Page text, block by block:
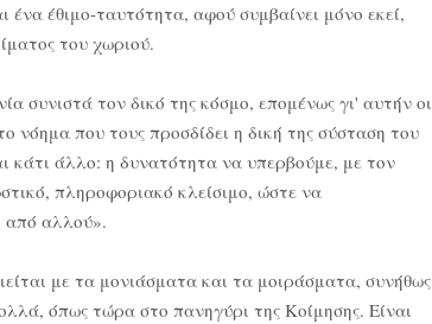
έθιμο-ταυτότητα, αφού συμβαίνει μόνο εκεί,
του χωριού.
συνιστά τον δικό της κόσμο, επομένως γι' αυτήν οι
νόημα που τους προσδίδει η δική της σύσταση του
κάτι άλλο: η δυνατότητα να υπερβούμε, με τον
πληροφοριακό κλείσιμο, ώστε να
από αλλού».
με τα μονιάσματα και τα μοιράσματα, συνήθως
όπως τώρα στο πανηγύρι της Κοίμησης. Είναι